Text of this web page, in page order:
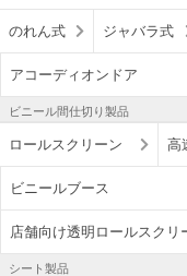
のれん式 ジャバラ式
アコーディオンドア
ビニール間仕切り製品
ロールスクリーン 高
ビニールブース
店舗向け透明ロールスクリ
シート製品